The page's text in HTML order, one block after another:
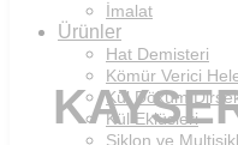
İmalat
Ürünler
Hat Demisteri
Kömür Verici
Kül Döküm
Kül Eklüsleri
Siklon ve